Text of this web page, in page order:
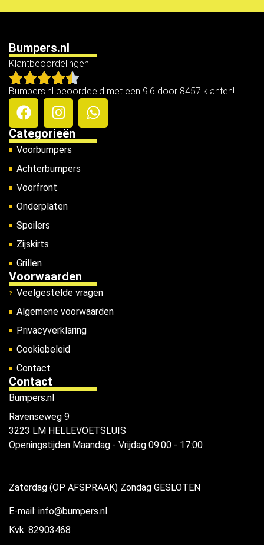
Bumpers.nl
Klantbeoordelingen
Bumpers.nl beoordeeld met een 9.6 door 8457 klanten!
Categorieën
Voorbumpers
Achterbumpers
Voorfront
Onderplaten
Spoilers
Zijskirts
Grillen
Voorwaarden
Veelgestelde vragen
Algemene voorwaarden
Privacyverklaring
Cookiebeleid
Contact
Contact
Bumpers.nl
Ravenseweg 9
3223 LM HELLEVOETSLUIS
Openingstijden Maandag - Vrijdag 09:00 - 17:00
Zaterdag (OP AFSPRAAK) Zondag GESLOTEN
E-mail: info@bumpers.nl
Kvk: 82903468